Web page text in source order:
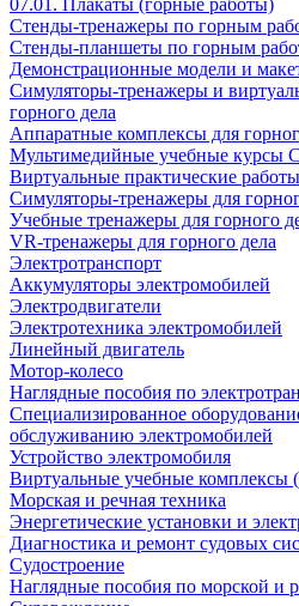
07.01. Плакаты (горные работы)
Стенды-тренажеры по горным
Стенды-планшеты по горным
Демонстрационные модели и
Симуляторы-тренажеры и
горного дела
Аппаратные комплексы для
Мультимедийные учебные курсы
Виртуальные практические
Симуляторы-тренажеры для
Учебные тренажеры для горного
VR-тренажеры для горного дела
Электротранспорт
Аккумуляторы электромобилей
Электродвигатели
Электротехника электромобилей
Линейный двигатель
Мотор-колесо
Наглядные пособия по
Специализированное
обслуживанию электромобилей
Устройство электромобиля
Виртуальные учебные комплексы
Морская и речная техника
Энергетические установки и
Диагностика и ремонт судовых
Судостроение
Наглядные пособия по морской и